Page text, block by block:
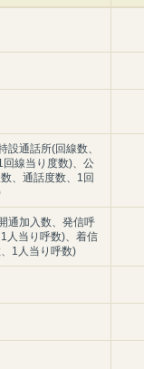
設通話所(回線数、
回線当り度数)、公
、通話度数、1回
通加入数、発信呼
人当り呼数)、着信
1人当り呼数)